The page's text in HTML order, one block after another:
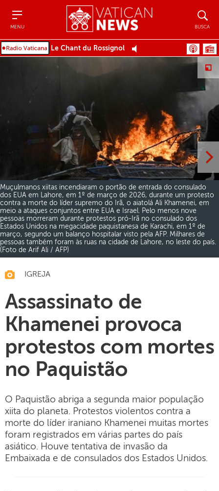
MENU BUSCA
Le Chant du Rossignol
Muçulmanos xiitas incendiaram o portão de entrada do consulado
dos EUA em Lahore, em 1º de março de 2026, durante um protesto
contra a morte do líder supremo do Irã, o aiatolá Ali Khamenei, em
meio a ataques conjuntos entre EUA e Israel. Pelo menos nove
pessoas morreram durante protestos pró-Irã no consulado dos
Estados Unidos na megacidade paquistanesa de Karachi, em 1º de
março, segundo um balanço hospitalar visto pela AFP. Milhares de
pessoas também foram às ruas na cidade de Lahore, no leste do país.
(Foto de Arif Ali / AFP)
IGREJA
Assassinato de
Khamenei provoca
protestos com mortes
no Paquistão
O Paquistão abriga a segunda maior população
xiita do planeta. Protestos violentos contra a
morte do líder iraniano Khamenei muitas mortes
foram registrados em várias partes do país
asiático. Houve tentativa de invasão da
Embaixada e de consulados dos Estados Unidos.